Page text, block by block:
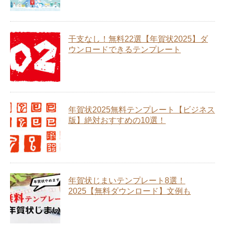
干支なし！無料22選【年賀状2025】ダ
ウンロードできるテンプレート
年賀状2025無料テンプレート【ビジネス
版】絶対おすすめの10選！
年賀状じまいテンプレート8選！
2025【無料ダウンロード】文例も